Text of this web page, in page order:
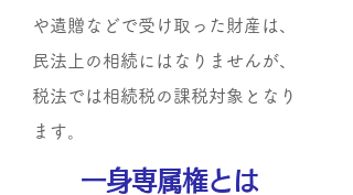
や遺贈などで受け取った財産は、
民法上の相続にはなりませんが、
税法では相続税の課税対象となり
ます。
一身専属権とは